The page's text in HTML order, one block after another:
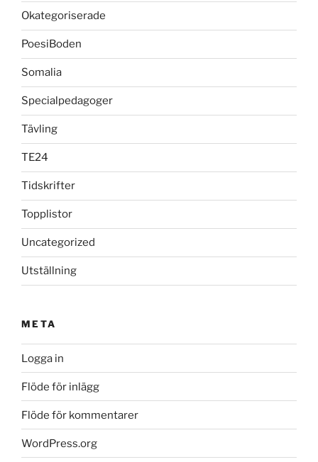
Okategoriserade
PoesiBoden
Somalia
Specialpedagoger
Tävling
TE24
Tidskrifter
Topplistor
Uncategorized
Utställning
META
Logga in
Flöde för inlägg
Flöde för kommentarer
WordPress.org